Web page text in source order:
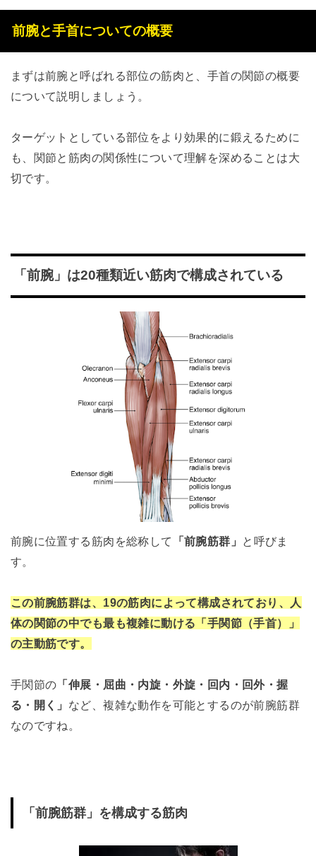
前腕と手首についての概要
まずは前腕と呼ばれる部位の筋肉と、手首の関節の概要
について説明しましょう。
ターゲットとしている部位をより効果的に鍛えるために
も、関節と筋肉の関係性について理解を深めることは大
切です。
「前腕」は20種類近い筋肉で構成されている
前腕に位置する筋肉を総称して 「前腕筋群」
と呼びま
す。
この前腕筋群は、19の筋肉によって構成されており、人
体の関節の中でも最も複雑に動ける「手関節（手首）」
の主動筋です。
手関節の 「伸展・屈曲・内旋・外旋・回内・回外・握
る・開く」 など、複雑な動作を可能とするのが前腕筋群
なのですね。
「前腕筋群」を構成する筋肉